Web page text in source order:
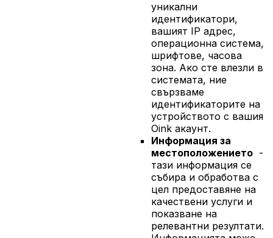
уникални
идентификатори,
вашият IP адрес,
операционна система,
шрифтове, часова
зона. Ако сте влезли в
системата, ние
свързваме
идентификаторите на
устройството с вашия
Oink акаунт.
Информация за
местоположението -
тази информация се
събира и обработва с
цел предоставяне на
качествени услуги и
показване на
релевантни резултати.